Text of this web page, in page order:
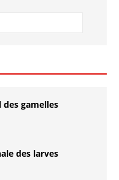
des gamelles
des larves